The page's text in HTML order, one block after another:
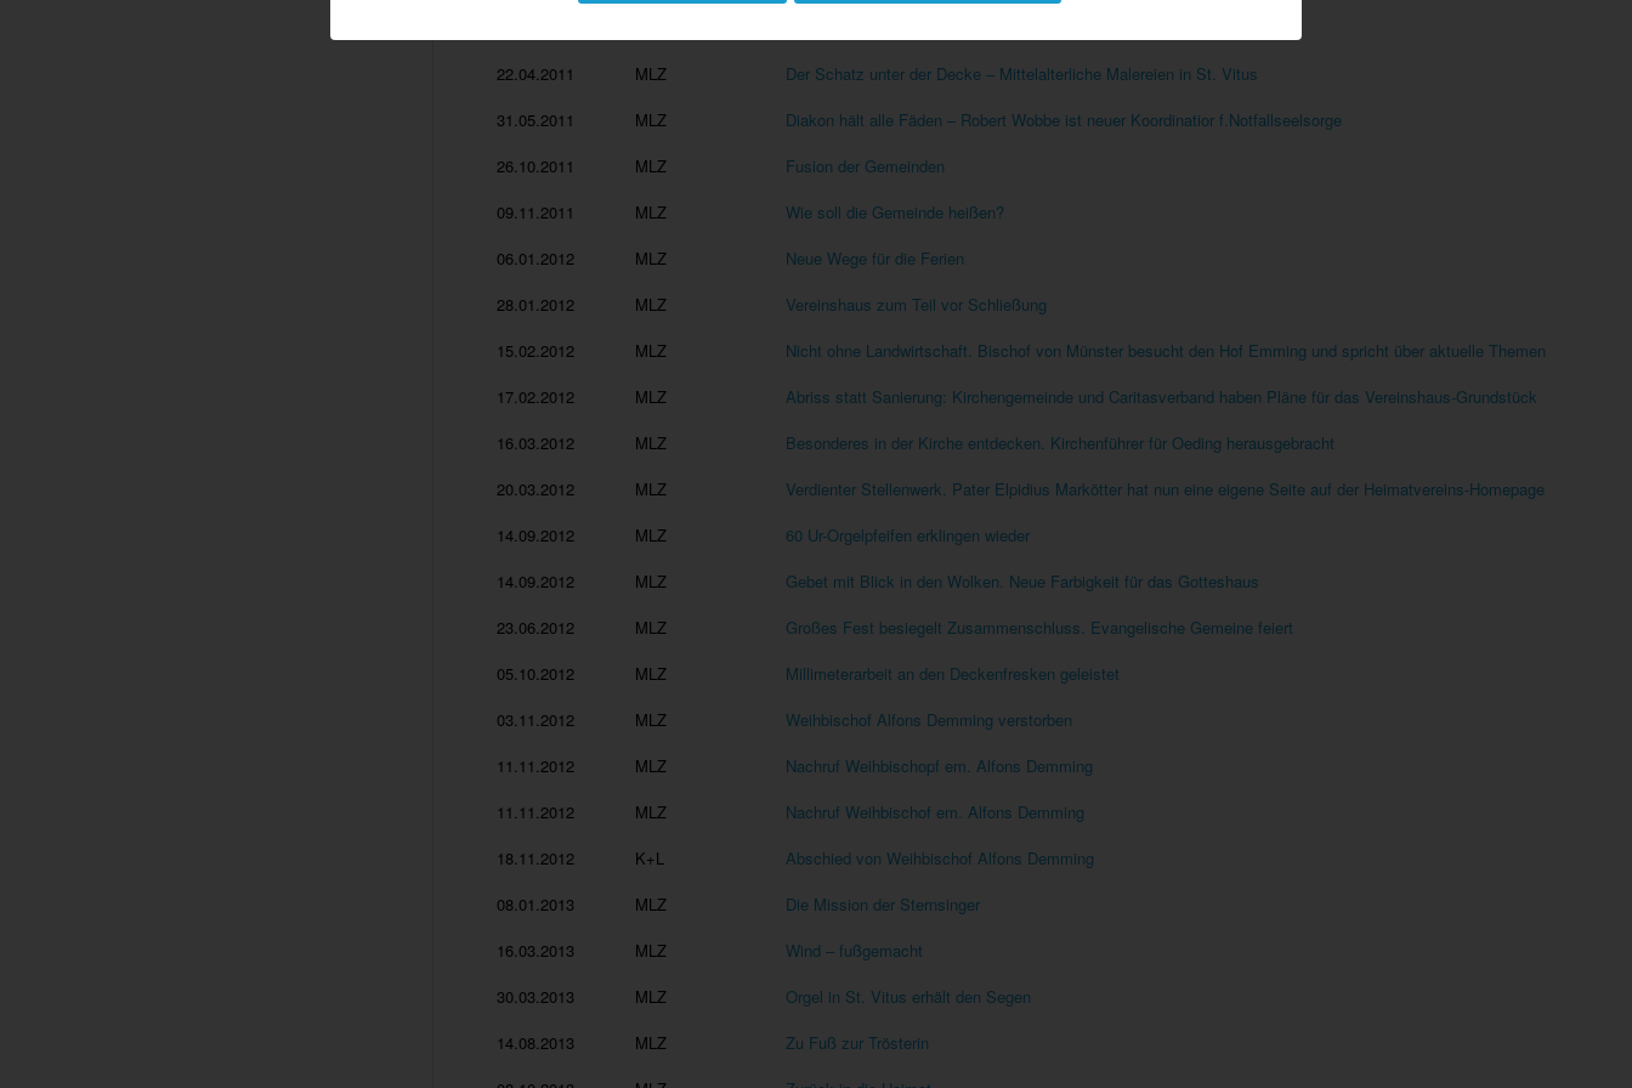
22.04.2011
MLZ
Der Schatz unter der Decke – Mittelalterliche Malereien in St. Vitus
31.05.2011
MLZ
Diakon hält alle Fäden – Robert Wobbe ist neuer Koordinatior f.Notfallseelsorge
26.10.2011
MLZ
Fusion der Gemeinden
09.11.2011
MLZ
Wie soll die Gemeinde heißen?
06.01.2012
MLZ
Neue Wege für die Ferien
28.01.2012
MLZ
Vereinshaus zum Teil vor Schließung
15.02.2012
MLZ
Nicht ohne Landwirtschaft. Bischof von Münster besucht den Hof Emming und spricht über aktuelle Themen
17.02.2012
MLZ
Abriss statt Sanierung: Kirchengemeinde und Caritasverband haben Pläne für das Vereinshaus-Grundstück
16.03.2012
MLZ
Besonderes in der Kirche entdecken. Kirchenführer für Oeding herausgebracht
20.03.2012
MLZ
Verdienter Stellenwerk. Pater Elpidius Markötter hat nun eine eigene Seite auf der Heimatvereins-Homepage
14.09.2012
MLZ
60 Ur-Orgelpfeifen erklingen wieder
14.09.2012
MLZ
Gebet mit Blick in den Wolken. Neue Farbigkeit für das Gotteshaus
23.06.2012
MLZ
Großes Fest besiegelt Zusammenschluss. Evangelische Gemeine feiert
05.10.2012
MLZ
Millimeterarbeit an den Deckenfresken geleistet
03.11.2012
MLZ
Weihbischof Alfons Demming verstorben
11.11.2012
MLZ
Nachruf Weihbischopf em. Alfons Demming
11.11.2012
MLZ
Nachruf Weihbischof em. Alfons Demming
18.11.2012
K+L
Abschied von Weihbischof Alfons Demming
08.01.2013
MLZ
Die Mission der Sternsinger
16.03.2013
MLZ
Wind – fußgemacht
30.03.2013
MLZ
Orgel in St. Vitus erhält den Segen
14.08.2013
MLZ
Zu Fuß zur Trösterin